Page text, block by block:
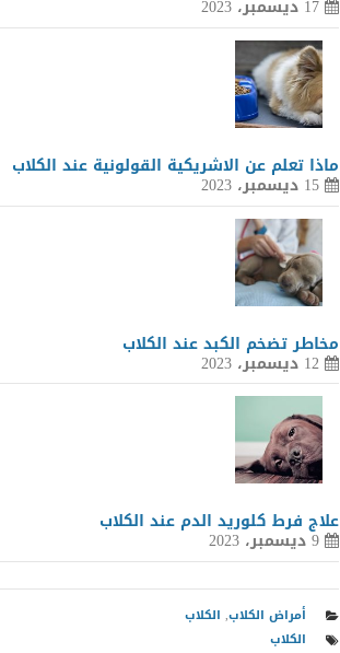
17 ديسمبر، 2023
ماذا تعلم عن الاشريكية القولونية عند الكلاب
15 ديسمبر، 2023
مخاطر تضخم الكبد عند الكلاب
12 ديسمبر، 2023
علاج فرط كلوريد الدم عند الكلاب
9 ديسمبر، 2023
أمراض الكلاب, الكلاب
الكلاب